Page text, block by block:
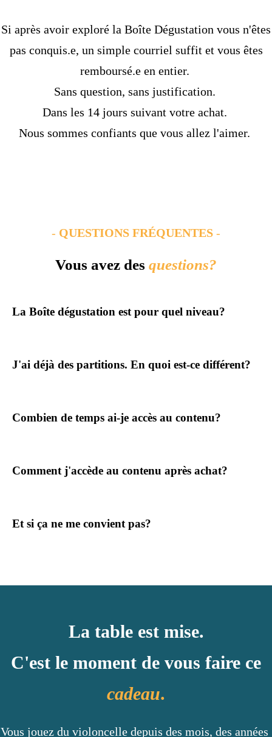
Si après avoir exploré la Boîte Dégustation vous n'êtes
pas conquis.e, un simple courriel suffit et vous êtes
remboursé.e en entier.
Sans question, sans justification.
Dans les 14 jours suivant votre achat.
Nous sommes confiants que vous allez l'aimer.
- QUESTIONS FRÉQUENTES -
Vous avez des questions?
La Boîte dégustation est pour quel niveau?
J'ai déjà des partitions. En quoi est-ce différent?
Combien de temps ai-je accès au contenu?
Comment j'accède au contenu après achat?
Et si ça ne me convient pas?
La table est mise.
C'est le moment de vous faire ce
cadeau.
Vous jouez du violoncelle depuis des mois, des années